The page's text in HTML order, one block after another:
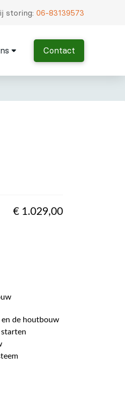
storing:06-83139573
Contact
€ 1.029,00
en de houtbouw